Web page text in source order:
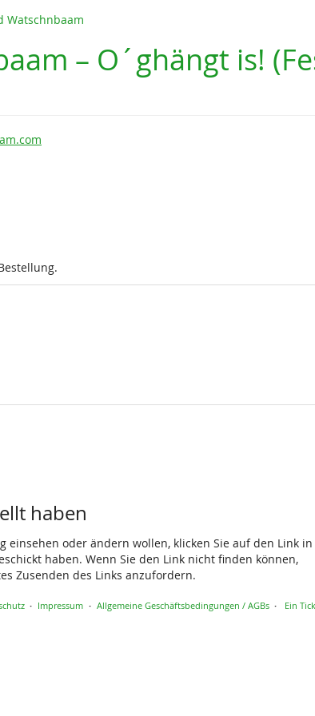
Watschnbaam
– O´ghängt is!
haben
einsehen oder ändern wollen, klicken Sie auf den Link in
haben. Wenn Sie den Link nicht finden können,
Zusenden des Links anzufordern.
Impressum Allgemeine Geschäftsbedingungen / AGBs Ein